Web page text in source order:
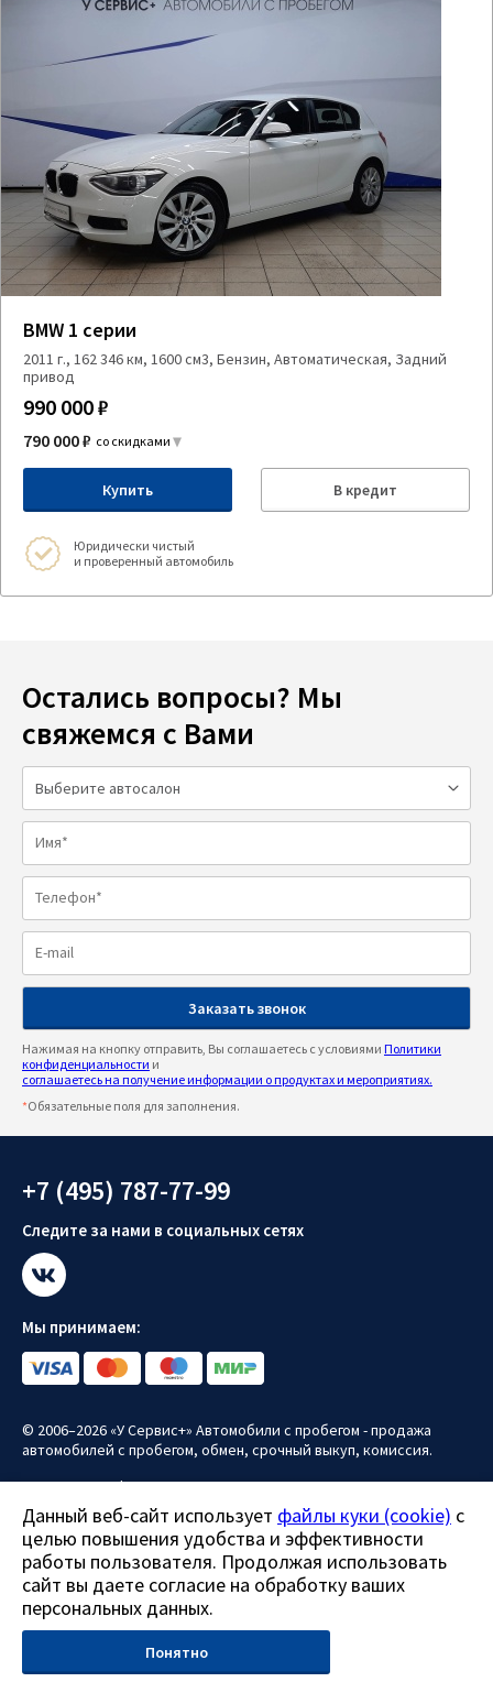
BMW 1 серии
2011 г., 162 346 км, 1600 см3, Бензин, Автоматическая, Задний
привод
990 000 ₽
790 000 ₽ со скидками
Купить В кредит
Юридически чистый
и проверенный автомобиль
Остались вопросы? Мы
свяжемся с Вами
Нажимая на кнопку отправить, Вы соглашаетесь с условиями Политики
конфиденциальности и
соглашаетесь на получение информации о продуктах и мероприятиях.
*Обязательные поля для заполнения.
+7 (495) 787-77-99
Следите за нами в социальных сетях
Мы принимаем:
© 2006–2026 «У Сервис+» Автомобили с пробегом - продажа
автомобилей с пробегом, обмен, срочный выкуп, комиссия.
Политика конфиденциальности
Политика использования файлов куки (cookie)
Согласие на обработку персональных данных
Все права защищены.
Данный сайт носит информационно-справочный характер и ни
при каких условиях не является публичной офертой.
Данный веб-сайт использует файлы куки (cookie) с
целью повышения удобства и эффективности
работы пользователя. Продолжая использовать
сайт вы даете согласие на обработку ваших
персональных данных.
Понятно